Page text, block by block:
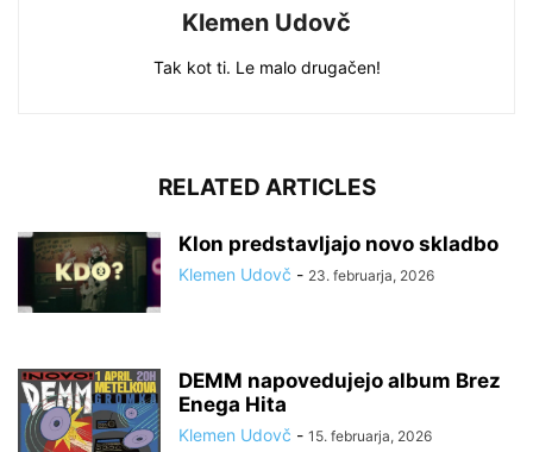
Klemen Udovč
Tak kot ti. Le malo drugačen!
RELATED ARTICLES
Klon predstavljajo novo skladbo
Klemen Udovč - 23. februarja, 2026
DEMM napovedujejo album Brez
Enega Hita
Klemen Udovč - 15. februarja, 2026